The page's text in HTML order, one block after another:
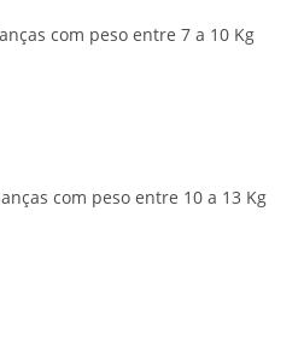
com peso entre 7 a 10 Kg
com peso entre 10 a 13 Kg